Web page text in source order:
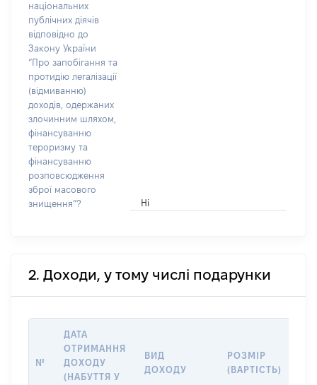
національних
публічних діячів
відповідно до
Закону України
“Про запобігання та
протидію легалізації
(відмиванню)
доходів, одержаних
злочинним шляхом,
фінансуванню
тероризму та
фінансуванню
розповсюдження
зброї масового
знищення”?
Ні
2. Доходи, у тому числі подарунки
№
ДАТА
ОТРИМАННЯ
ДОХОДУ
(НАБУТТЯ У
ВИД
ДОХОДУ
РОЗМІР
(ВАРТІСТЬ)